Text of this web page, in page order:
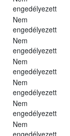
engedélyezett
Nem
engedélyezett
Nem
engedélyezett
Nem
engedélyezett
Nem
engedélyezett
Nem
engedélyezett
Nem